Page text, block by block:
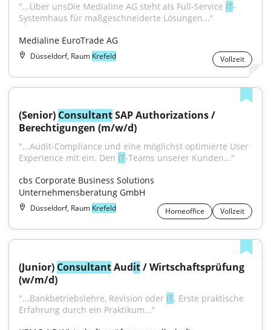
"...Über unsDie Medialine AG steht als Full-Service IT-
Systemhaus für maßgeschneiderte Lösungen..."
Medialine EuroTrade AG
Düsseldorf, Raum Krefeld Vollzeit
(Senior) Consultant SAP Authorizations /
Berechtigungen (m/w/d)
"...Audit-Compliance und eine möglichst optimierte User
Experience mit ein. Den IT-Teams unserer Kunden..."
cbs Corporate Business Solutions
Unternehmensberatung GmbH
Düsseldorf, Raum Krefeld Homeoffice Vollzeit
(Junior) Consultant Audit / Wirtschaftsprüfung
(w/m/d)
"...Bankbetriebslehre, Revision oder IT. Erste praktische
Erfahrung durch ein Praktikum..."